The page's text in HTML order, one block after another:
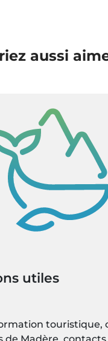
aussi
utiles
touristique,